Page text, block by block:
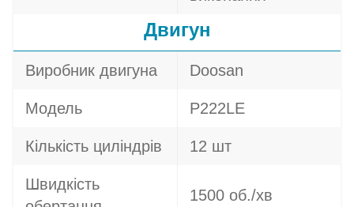
Двигун
Виробник двигуна Doosan
Модель P222LE
Кількість циліндрів 12 шт
Швидкість
1500 об./хв